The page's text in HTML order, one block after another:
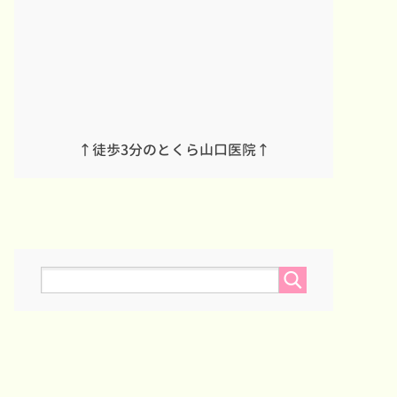
↑徒歩3分のとくら山口医院↑